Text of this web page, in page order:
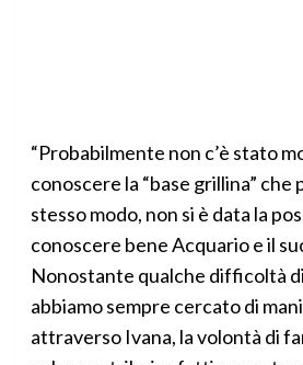
“Probabilmente non c’è stato
conoscere la “base grillina” che
stesso modo, non si è data la
conoscere bene Acquario e il
Nonostante qualche difficoltà
abbiamo sempre cercato di
attraverso Ivana, la volontà di